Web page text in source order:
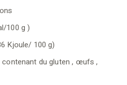
100 g )
Kjoule/ 100 g)
contenant du gluten , œufs ,